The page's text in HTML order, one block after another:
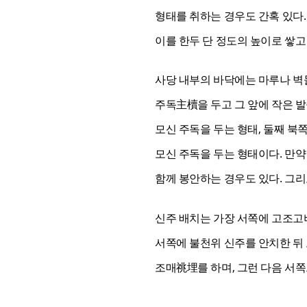
형태를 취하는 경우도 간혹 있
이를 한두 단 정도의 높이로 쌓
사당 내부의 바닥에는 마루나
주독主櫝을 두고 그 앞에 작은
모신 주독을 두는 형태, 둘째 북
모신 주독을 두는 형태이다. 만
함께 봉안하는 경우도 있다. 그
신주 배치는 가장 서쪽에 고조
서쪽에 불천위 신주를 안치한
조매祧埋를 하며, 그런 다음 서